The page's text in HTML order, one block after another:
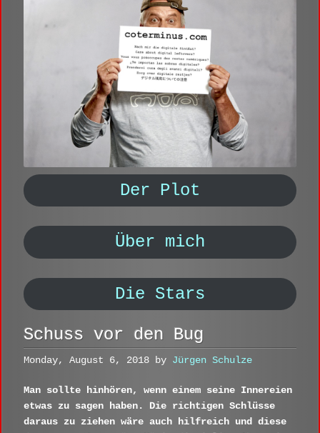
Der Plot
Über mich
Die Stars
Schuss vor den Bug
Monday, August 6, 2018 by Jürgen Schulze
Man sollte hinhören, wenn einem seine Innereien
etwas zu sagen haben. Die richtigen Schlüsse
daraus zu ziehen wäre auch hilfreich und diese